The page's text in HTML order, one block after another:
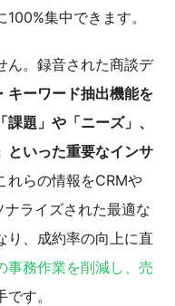
集中できます。
ん。録音された商談デ
キーワード抽出機能を
題」や「ニーズ」、
といった重要なインサ
れらの情報をCRMや
ライズされた最適な
り、成約率の向上に直
事務作業を削減し、売
す。